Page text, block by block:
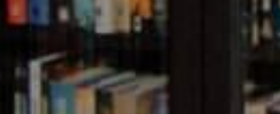
SMS service provider in Bangladesh with multiple services such
OTP SMS, SMS Gateway,
SMS Marketing
, Masking SMS, Non-
a powerful and easy-to-use SMS API for developers. Easy
Applications & Websites. You can also send SMS messages
Panel (Dashboard). Fast and easy to use SMS Gateway for School,
ISP & NGO in Bangladesh.Alpha SMS
also offers API
applications.